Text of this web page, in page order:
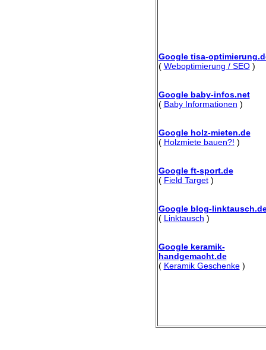
Google tisa-
( Weboptimierung / SEO)
Google baby-infos.net
( Baby Informationen )
Google holz-mieten.de
( Holzmiete bauen?! )
Google ft-sport.de
( Field Target)
Google blog-
( Linktausch )
Google keramik-
handgemacht.de
( Keramik Geschenke)